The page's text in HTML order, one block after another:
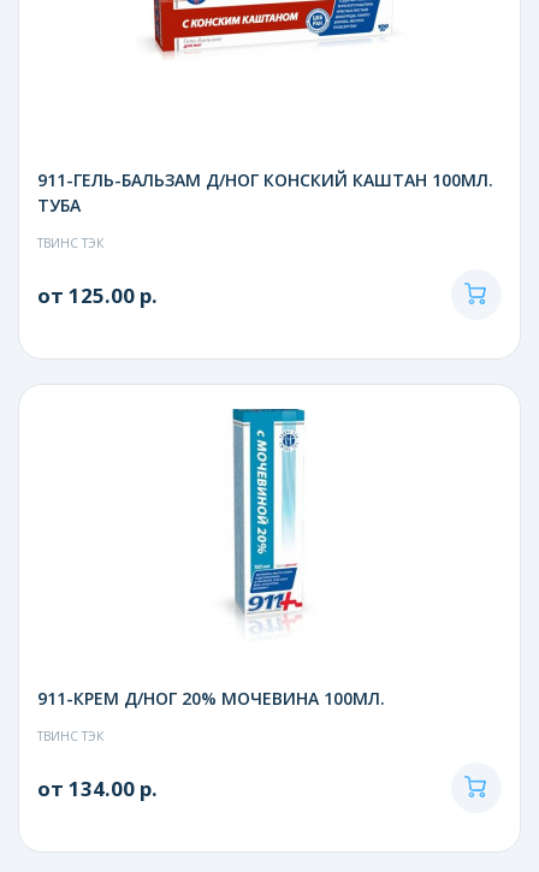
911-ГЕЛЬ-БАЛЬЗАМ Д/НОГ КОНСКИЙ КАШТАН 100МЛ.
ТУБА
ТВИНС ТЭК
от 125.00 р.
911-КРЕМ Д/НОГ 20% МОЧЕВИНА 100МЛ.
ТВИНС ТЭК
от 134.00 р.